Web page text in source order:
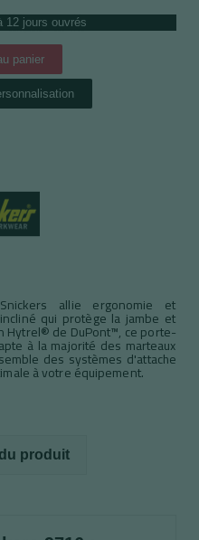
12 jours ouvrés
panier
allie ergonomie et
qui protège la jambe et
Hytrel® de DuPont™, ce porte-
à la majorité des marteaux
des systèmes d'attache
à votre équipement.
produit